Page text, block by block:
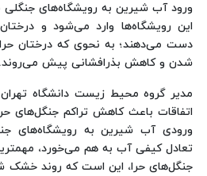
ورود آب شیرین به رویشگاه‌های
این رویشگاه‌ها وارد می‌شود و
دست می‌دهند؛ به نحوی که درختان
شدن و کاهش بذرافشانی پیش می‌روند.
مدیر گروه محیط زیست دانشگاه
اتفاقات باعث کاهش تراکم جنگل‌های
ورودی آب شیرین به رویشگاه‌های
تعادل کیفی آب به هم می‌خورد،
جنگل‌های حرا، این است که روند خشک